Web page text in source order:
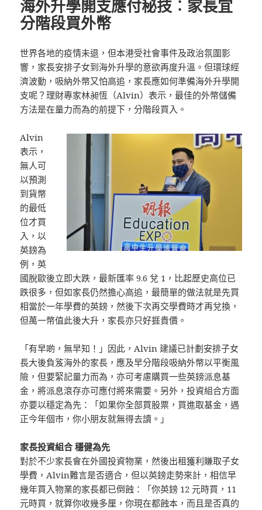
海外升學開支應付秘技︰家長宜
分階段買外幣
世界各地的疫情未退，但本港受社會事件及政治氛圍影
響，家長安排子女到海外升學的意欲再度升溫。但環球經
濟波動，吸納外幣又怕高追，家長應如何準備海外升學開
支呢？理財專家林昶恆（Alvin）表示，最佳的外幣儲備
方法是在量力而為的前提下，分階段買入。
Alvin
表示，
無人可
以預測
到貨幣
的最低
位才買
入，以
英鎊為
例，英
國脫歐後立即大跌，最新匯率 9.6 兌 1，比起歷史高位已
跌很多，但如家長仍然擔心高追，最簡單的做法就是先買
相當於一年學費的英鎊，然後下次再交學費時才再兌換，
但萬一幣值此後大升，家長亦只好捱貴價。
「有早啲，無早知！」因此，Alvin 建議已計劃安排子女
長大後負笈海外的家長，應及早分階段吸納外幣以平衡風
險，但要緊記量力而為，亦可考慮購買一些英鎊派息基
金，將派息滾存亦可應付將來需要。另外，投資組合方面
亦要以穩定為先：「如果你全部買股票，買進取基金，遇
正今年個市，你小朋友就無得去讀。」
家長投資組合 穩健為先
對於不少家長會在外國投資物業，然後出租獲利賺取子女
學費，Alvin難言是否適合，但以英鎊走勢來計，相信早
幾年買入物業的家長都已倒蝕：「你英鎊 12 元時買，11
元時買，就算你收幾多厘，你現在都蝕本，而且是否真的